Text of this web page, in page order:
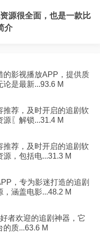
源很全面，也是一款比
介
的影视播放APP，提供质
是最新...93.6 M
推荐，及时开启的追剧软
〖解锁...31.4 M
推荐，及时开启的追剧软
，包括电...31.3 M
，专为影迷打造的追剧
涵盖电影...48.2 M
者欢迎的追剧神器，它
质...63.6 M